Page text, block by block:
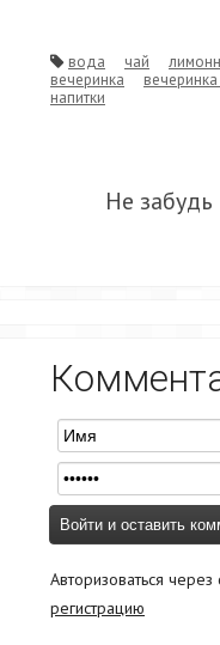
вода чай
вечеринка
напитки
Не забудь
Авторизоваться через
регистрацию